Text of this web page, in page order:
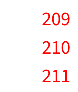
209
210
211